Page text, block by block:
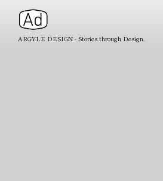
ARGYLE DESIGN - Stories through Design.